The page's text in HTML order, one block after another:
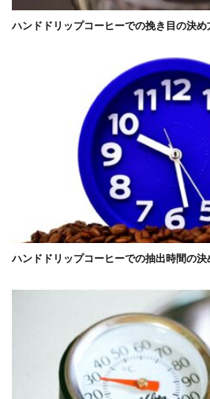
ハンドドリップコーヒーでの挽き目の決め
ハンドドリップコーヒーでの抽出時間の決